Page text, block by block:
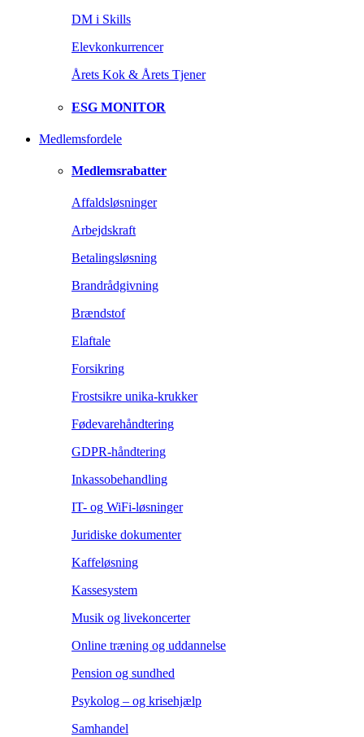
DM i Skills
Elevkonkurrencer
Årets Kok & Årets Tjener
ESG MONITOR
Medlemsfordele
Medlemsrabatter
Affaldsløsninger
Arbejdskraft
Betalingsløsning
Brandrådgivning
Brændstof
Elaftale
Forsikring
Frostsikre unika-krukker
Fødevarehåndtering
GDPR-håndtering
Inkassobehandling
IT- og WiFi-løsninger
Juridiske dokumenter
Kaffeløsning
Kassesystem
Musik og livekoncerter
Online træning og uddannelse
Pension og sundhed
Psykolog – og krisehjælp
Samhandel